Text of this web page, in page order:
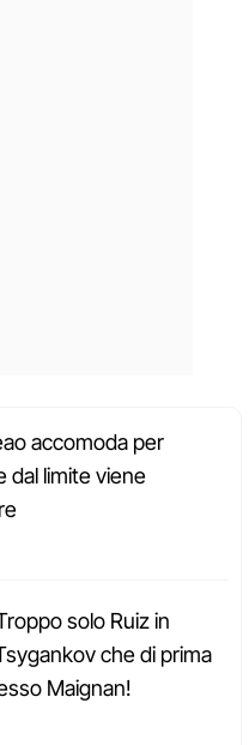
accomoda per
dal limite viene
solo Ruiz in
che di prima
Maignan!